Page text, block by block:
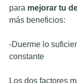
para mejorar tu
más beneficios:
-Duerme lo
constante
Los dos factores